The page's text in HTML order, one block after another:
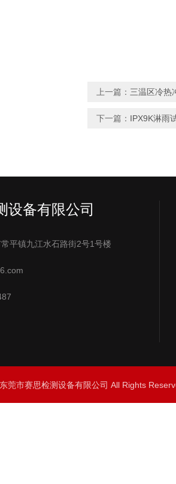
上一篇： 三温区冷热
下一篇： IPX9K淋雨
设备有限公司
平镇九江水石路街2号1号楼
莞市赛思检测设备有限公司 All Rights